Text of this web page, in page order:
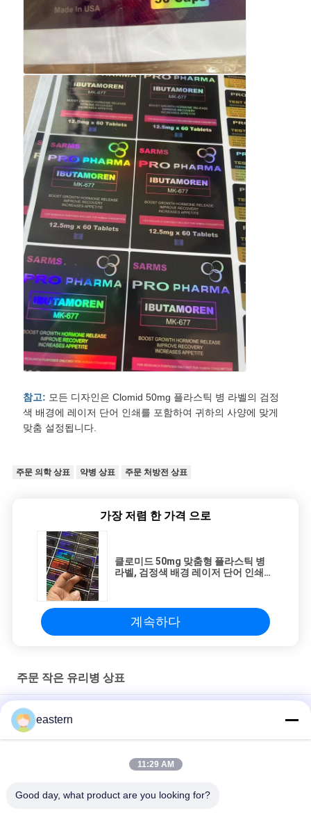
참고: 모든 디자인은 Clomid 50mg 플라스틱 병 라벨의 검정
색 배경에 레이저 단어 인쇄를 포함하여 귀하의 사양에 맞게
맞춤 설정됩니다.
주문 의학 상표 약병 상표 주문 처방전 상표
가장 저렴 한 가격 으로
클로미드 50mg 맞춤형 플라스틱 병
라벨, 검정색 배경 레이저 단어 인쇄
계속하다
주문 작은 유리병 상표
Sus 250 10ml 유리 바이알 라벨
10ml 병용 맞춤형 인쇄 스티커 개인화된 라벨
HG H 100IU 10 플라스크 라벨 소마트로핀 1 플라스크 라벨 스티커
eastern
11:29 AM
Good day, what product are you looking for?